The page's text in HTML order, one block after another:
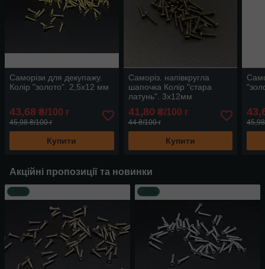
Саморізи для декупажу.
Колір "золото". 2,5х12 мм
43,68 ₴/100 г
45,98 ₴/100 г
Купити
Саморіз. напівкругла
шапочка Колір "стара
латунь". 3х12мм
41,80 ₴/100 г
44 ₴/100 г
Купити
Акційні пропозиції та новинки